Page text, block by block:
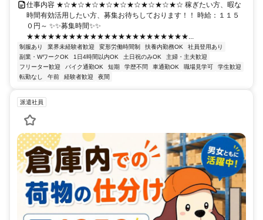
仕事内容 ★☆★☆★☆★☆★☆★☆★☆★☆★☆ 稼ぎたい方、暇な
時間有効活用したい方、募集お待ちしております！！ 時給：１１５
０円～ ✨✨募集時間✨✨
★★★★★★★★★★★★★★★★★★★★★★★...
制服あり 業界未経験者歓迎 変形労働時間制 扶養内勤務OK
社員登用あり
副業・WワークOK
1日4時間以内OK 土日祝のみOK
主婦・主夫歓迎
フリーター歓迎
バイク通勤OK 短期 学歴不問 車通勤OK 職場見学可
学生歓迎
転勤なし
午前 経験者歓迎 夜間
派遣社員